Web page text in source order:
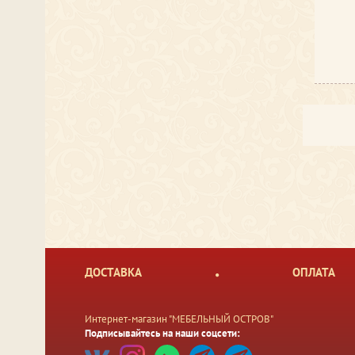
ДОСТАВКА ОПЛАТА
Интернет-магазин "МЕБЕЛЬНЫЙ ОСТРОВ"
Подписывайтесь на наши соцсети: